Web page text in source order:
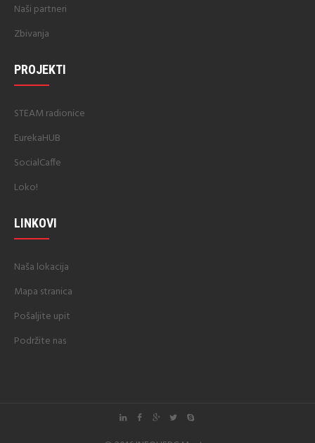
Naši partneri
Zbivanja
PROJEKTI
STEAM radionice
EurekaHUB
SocialCaffe
Loko!
LINKOVI
Naša lokacija
Mapa stranica
Pošaljite upit
Podržite nas